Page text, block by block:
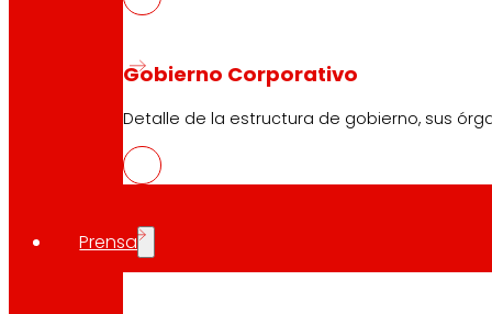
Gobierno Corporativo
Detalle de la estructura de gobierno, sus
Prensa
Formulario de contacto
Retiradas de producto
Formas de pago
Seguridad y confianza